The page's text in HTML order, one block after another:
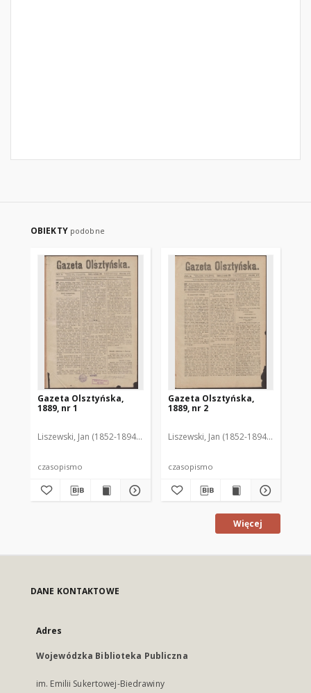
OBIEKTY podobne
Gazeta Olsztyńska,
1889, nr 1
Liszewski, Jan (1852-1894). Red.
czasopismo
Gazeta Olsztyńska,
1889, nr 2
Liszewski, Jan (1852-1894). Red.
czasopismo
Więcej
DANE KONTAKTOWE
Adres
Wojewódzka Biblioteka Publiczna
im. Emilii Sukertowej-Biedrawiny